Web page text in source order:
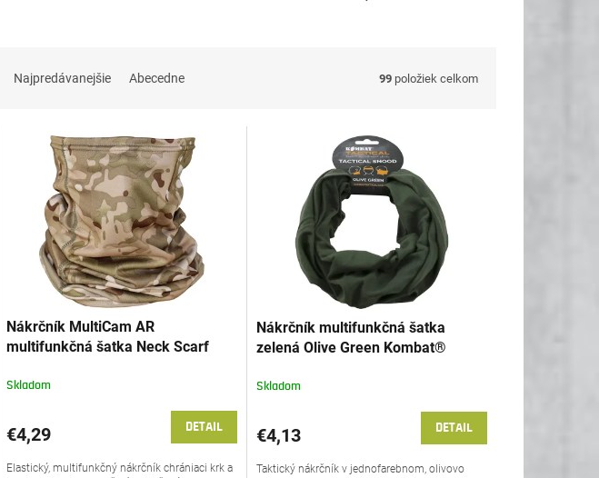
Najpredávanejšie Abecedne 99 položiek celkom
Nákrčník MultiCam AR
multifunkčná šatka Neck Scarf
Skladom
€4,29 DETAIL
Elastický, multifunkčný nákrčník chrániaci krk a
Nákrčník multifunkčná šatka
zelená Olive Green Kombat®
Skladom
€4,13 DETAIL
Taktický nákrčník v jednofarebnom, olivovo